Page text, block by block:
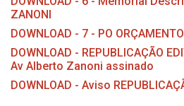
ZANONI
DOWNLOAD - 7 - PO ORÇAMENTO
DOWNLOAD - REPUBLICAÇÃO
Av Alberto Zanoni assinado
DOWNLOAD - Aviso